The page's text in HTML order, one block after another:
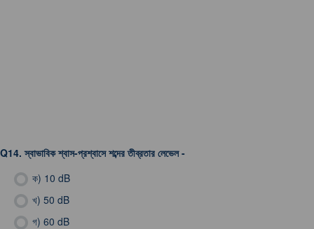
Q14. স্বাভাবিক শ্বাস-প্রশ্বাসে শব্দের তীব্রতার লেভেল -
ক) 10 dB
খ) 50 dB
গ) 60 dB